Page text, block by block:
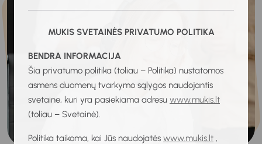
MUKIS SVETAINĖS PRIVATUMO POLITIKA
BENDRA INFORMACIJA
Šia privatumo politika (toliau – Politika) nustatomos
asmens duomenų tvarkymo sąlygos naudojantis
svetaine, kuri yra pasiekiama adresu www.mukis.lt
(toliau – Svetainė).
Politika taikoma, kai Jūs naudojatės www.mukis.lt ,